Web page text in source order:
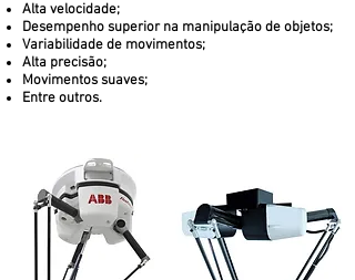
Alta velocidade;
Desempenho superior na manipulação de objetos;
Variabilidade de movimentos;
Alta precisão;
Movimentos suaves;
Entre outros.